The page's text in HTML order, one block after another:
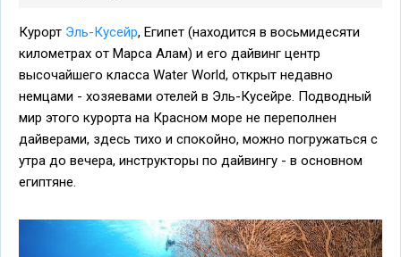
Курорт Эль-Кусейр, Египет (находится в восьмидесяти
километрах от Марса Алам) и его дайвинг центр
высочайшего класса Water World, открыт недавно
немцами - хозяевами отелей в Эль-Кусейре. Подводный
мир этого курорта на Красном море не переполнен
дайверами, здесь тихо и спокойно, можно погружаться с
утра до вечера, инструкторы по дайвингу - в основном
египтяне.